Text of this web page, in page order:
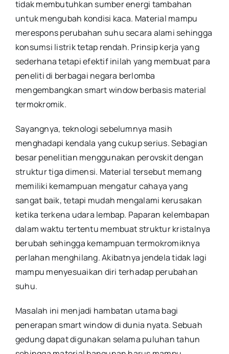
tidak membutuhkan sumber energi tambahan
untuk mengubah kondisi kaca. Material mampu
merespons perubahan suhu secara alami sehingga
konsumsi listrik tetap rendah. Prinsip kerja yang
sederhana tetapi efektif inilah yang membuat para
peneliti di berbagai negara berlomba
mengembangkan smart window berbasis material
termokromik.
Sayangnya, teknologi sebelumnya masih
menghadapi kendala yang cukup serius. Sebagian
besar penelitian menggunakan perovskit dengan
struktur tiga dimensi. Material tersebut memang
memiliki kemampuan mengatur cahaya yang
sangat baik, tetapi mudah mengalami kerusakan
ketika terkena udara lembap. Paparan kelembapan
dalam waktu tertentu membuat struktur kristalnya
berubah sehingga kemampuan termokromiknya
perlahan menghilang. Akibatnya jendela tidak lagi
mampu menyesuaikan diri terhadap perubahan
suhu.
Masalah ini menjadi hambatan utama bagi
penerapan smart window di dunia nyata. Sebuah
gedung dapat digunakan selama puluhan tahun